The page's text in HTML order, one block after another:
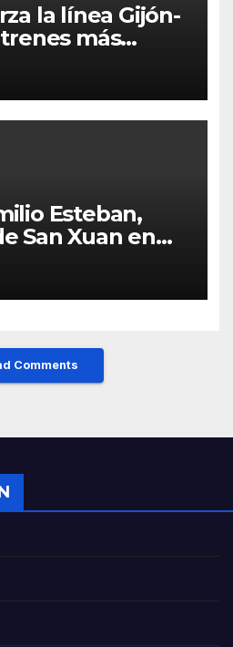
la línea Gijón-
más
servicio para
Esteban,
San Xuan en
para Turón
Comments